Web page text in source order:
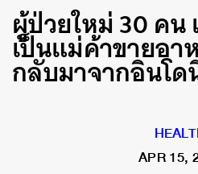
ผู้ป่วยใหม่ 30 คน
เป็นแม่ค้าขายอ
กลับมาจากอินโด
APR 15,